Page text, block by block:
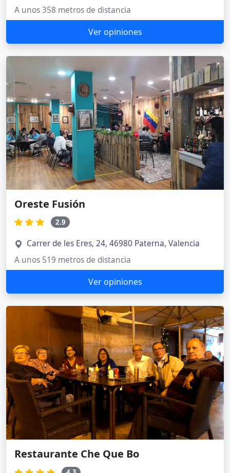
A unos 358 metros de distancia
Ver opiniones
Oreste Fusión
2.9
Carrer de les Eres, 24, 46980 Paterna, Valencia
A unos 519 metros de distancia
Ver opiniones
Restaurante Che Que Bo